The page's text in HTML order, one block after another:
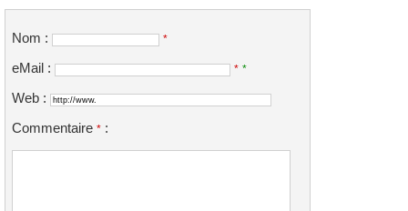
Nom : *
eMail : * *
Web :
Commentaire * :